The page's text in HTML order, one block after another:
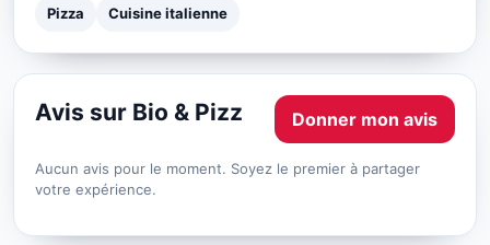
Pizza Cuisine italienne
Avis sur Bio & Pizz Donner mon avis
Aucun avis pour le moment. Soyez le premier à partager
votre expérience.